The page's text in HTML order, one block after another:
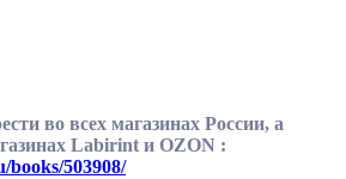
во всех магазинах России, а
Labirint и OZON :
503908/